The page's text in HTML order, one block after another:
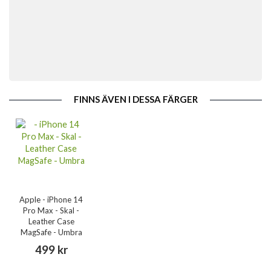
FINNS ÄVEN I DESSA FÄRGER
Apple - iPhone 14
Pro Max - Skal -
Leather Case
MagSafe - Umbra
499 kr